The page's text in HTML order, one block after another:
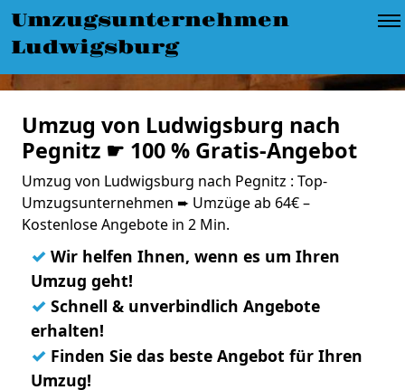
Umzugsunternehmen
Ludwigsburg
Umzug von Ludwigsburg nach
Pegnitz ☛ 100 % Gratis-Angebot
Umzug von Ludwigsburg nach Pegnitz : Top-
Umzugsunternehmen ➨ Umzüge ab 64€ –
Kostenlose Angebote in 2 Min.
✓ Wir helfen Ihnen, wenn es um Ihren
Umzug geht!
✓ Schnell & unverbindlich Angebote
erhalten!
✓ Finden Sie das beste Angebot für Ihren
Umzug!